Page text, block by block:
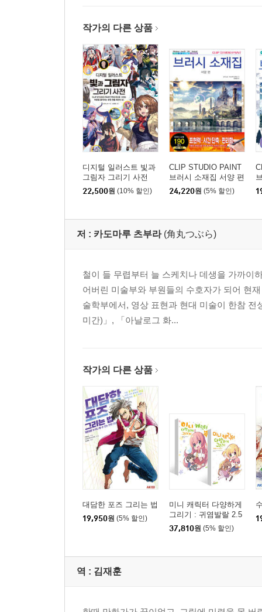
5장 포토배시의 응용
묘사로 완성도 높이기
기법의 집대성
Column 구도와 포인트와 책에 실린 일러스트의 의
맺음말
작가의 다른 상품
디지털 일러스트 빛과
그림자 그리기 사전
22,500원 (10% 할인)
CLIP STUDIO PAINT
브러시 소재집 서양 편
24,220원 (5% 할인)
·
저 : 카도마루 츠부라 (角丸つぶら)
철이 들 무렵부터 늘 스케치나 데생을 가까이
어버린 미술부와 부원들의 수호자가 되어 현
술학부에서, 영상 표현과 현대 미술이 한참
미간)」, 「아날로그 화...
작가의 다른 상품
대담한 포즈 그리는 법
19,950원 (5% 할인)
미니 캐릭터 다양하게
그리기 : 귀염발랄 2.5
／2／3등신 편 + 액션 ·
포즈 편 세트
37,810원 (5% 할인)
역 : 김재훈